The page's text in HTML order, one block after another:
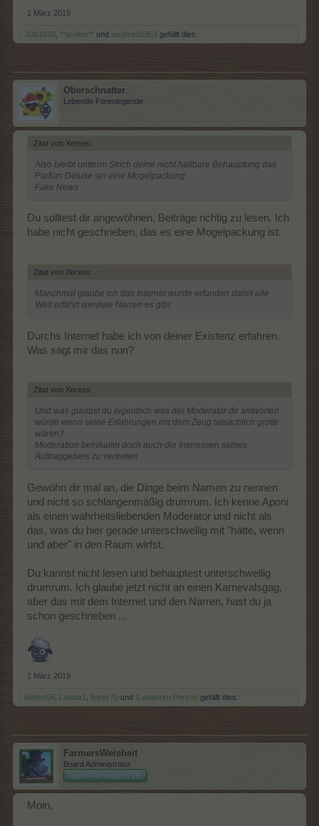
1 März 2019
Jula1010 **avalon** und siegfried1953 gefällt dies.
Oberschnatter
Lebende Forenlegende
Zitat von Xerxes: ↑
Also bleibt untterm Strich deine nicht haltbare Behauptung das
Parfüm Deluxe sei eine Mogelpackung
Fake News
Du solltest dir angewöhnen, Beiträge richtig zu lesen. Ich
habe nicht geschrieben, das es eine Mogelpackung ist.
Zitat von Xerxes: ↑
Manchmal glaube ich das Internet wurde erfunden damit alle
Welt erfährt wieviele Narren es gibt
Durchs Internet habe ich von deiner Existenz erfahren.
Was sagt mir das nun?
Zitat von Xerxes: ↑
Und was glaubst du eigentlich was der Moderator dir antworten
würde wenn seine Erfahrungen mit dem Zeug tatsächlich grotte
wären?
Moderation beinhaltet doch auch die Interessen seines
Auftraggebers zu vertreten
Gewöhn dir mal an, die Dinge beim Namen zu nennen
und nicht so schlangenmäßig drumrum. Ich kenne Aponi
als einen wahrheitsliebenden Moderator und nicht als
das, was du hier gerade unterschwellig mit "hätte, wenn
und aber" in den Raum wirfst.
Du kannst nicht lesen und behauptest unterschwellig
drumrum. Ich glaube jetzt nicht an einen Karnevalsgag,
aber das mit dem Internet und den Narren, hast du ja
schon geschrieben ...
1 März 2019
Möhre58 Lancia1 finner70 und 1 weiteren Person gefällt dies.
FarmersWeisheit
Board Administrator
Team Farmerama DE
Moin,